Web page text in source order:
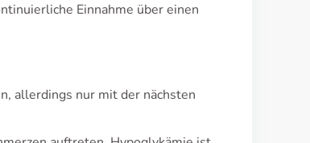
Einnahme über einen
allerdings nur mit der nächsten